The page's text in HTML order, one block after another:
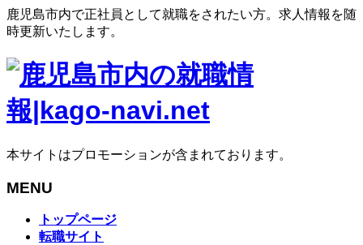
鹿児島市内で正社員として就職をされたい方。求人情報を随
時更新いたします。
本サイトはプロモーションが含まれております。
MENU
トップページ
転職サイト